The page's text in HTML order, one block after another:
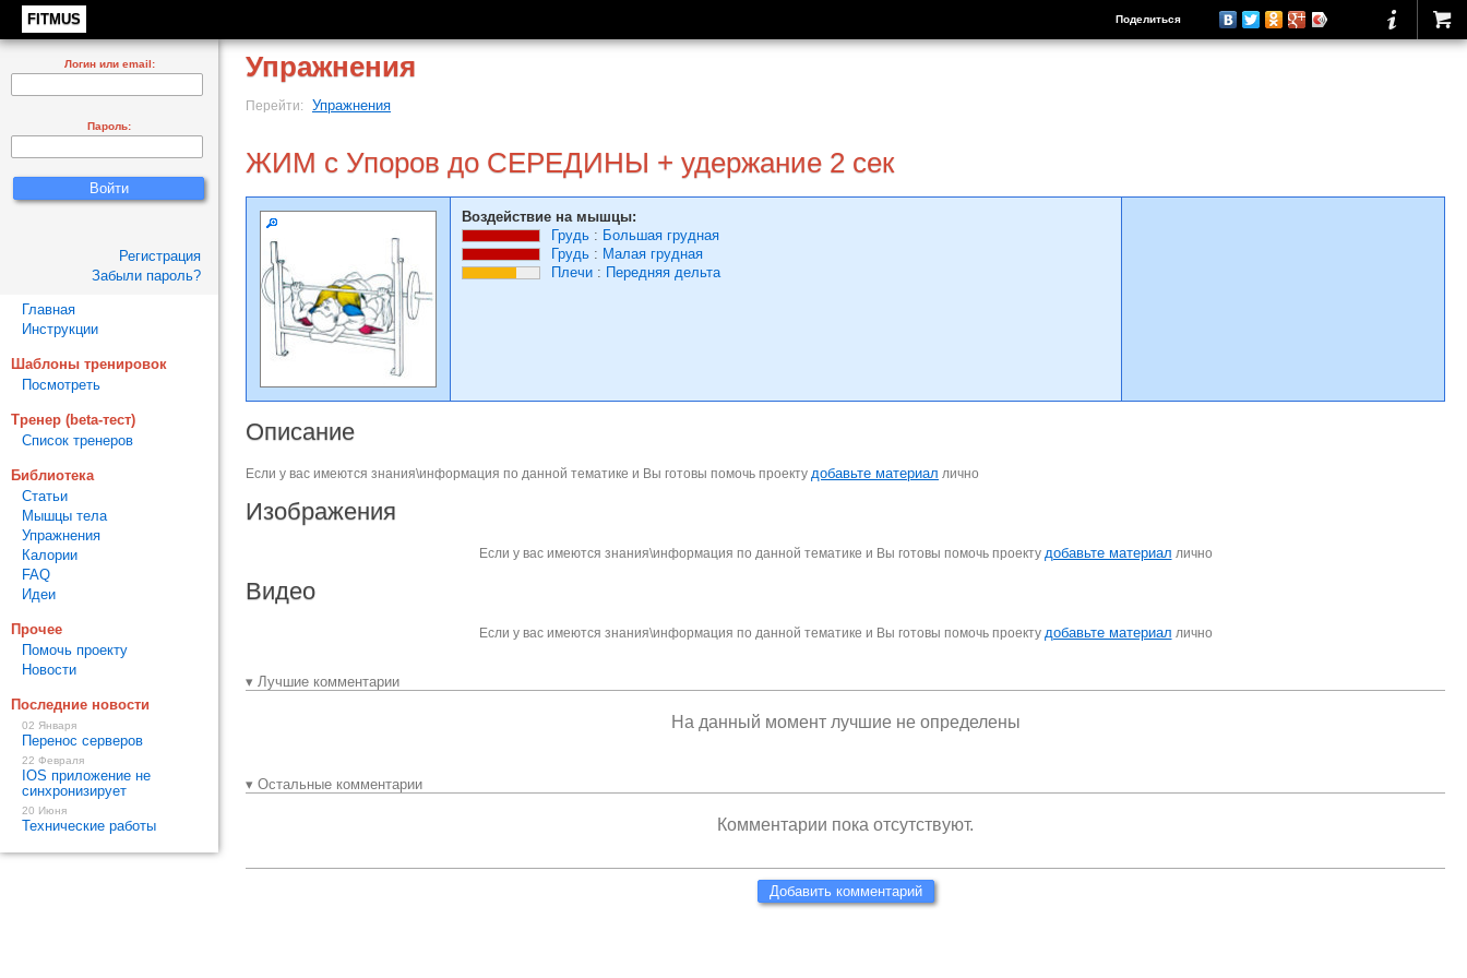
FITMUS Поделиться
Упражнения
Перейти: Упражнения
ЖИМ с Упоров до СЕРЕДИНЫ + удержание 2 сек
Воздействие на мышцы:
Грудь : Большая грудная
Грудь : Малая грудная
Плечи : Передняя дельта
Описание
Если у вас имеются знания\информация по данной тематике и Вы готовы помочь проекту добавьте материал лично
Изображения
Если у вас имеются знания\информация по данной тематике и Вы готовы помочь проекту добавьте материал лично
Видео
Если у вас имеются знания\информация по данной тематике и Вы готовы помочь проекту добавьте материал лично
▾ Лучшие комментарии
На данный момент лучшие не определены
▾ Остальные комментарии
Комментарии пока отсутствуют.
Добавить комментарий
Логин или email:
Пароль:
Регистрация
Забыли пароль?
Главная
Инструкции
Шаблоны тренировок
Посмотреть
Тренер (beta-тест)
Список тренеров
Библиотека
Статьи
Мышцы тела
Упражнения
Калории
FAQ
Идеи
Прочее
Помочь проекту
Новости
Последние новости
02 Января
Перенос серверов
22 Февраля
IOS приложение не
синхронизирует
20 Июня
Технические работы